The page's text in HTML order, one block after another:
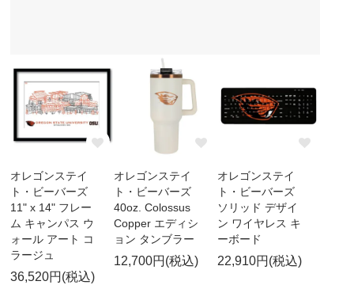
オレゴンステイ
ト・ビーバーズ
11" x 14" フレー
ム キャンパス ウ
ォール アート コ
ラージュ
36,520円(税込)
オレゴンステイ
ト・ビーバーズ
40oz. Colossus
Copper エディシ
ョン タンブラー
12,700円(税込)
オレゴンステイ
ト・ビーバーズ
ソリッド デザイ
ン ワイヤレス キ
ーボード
22,910円(税込)